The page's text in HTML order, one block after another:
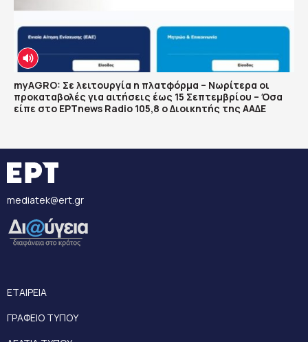
myAGRO: Σε λειτουργία η πλατφόρμα – Νωρίτερα οι
προκαταβολές για αιτήσεις έως 15 Σεπτεμβρίου – Όσα
είπε στο ΕΡΤnews Radio 105,8 ο Διοικητής της ΑΑΔΕ
mediatek@ert.gr
ΕΤΑΙΡΕΙΑ
ΓΡΑΦΕΙΟ ΤΥΠΟΥ